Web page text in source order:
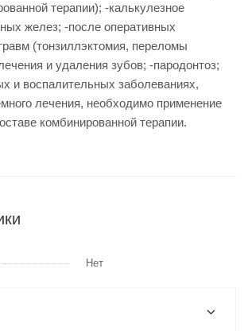
терапии); -калькулезное
желез; -после оперативных
(тонзиллэктомия, переломы
и удаления зубов; -пародонтоз;
и воспалительных заболеваниях,
лечения, необходимо применение
комбинированной терапии.
Нет